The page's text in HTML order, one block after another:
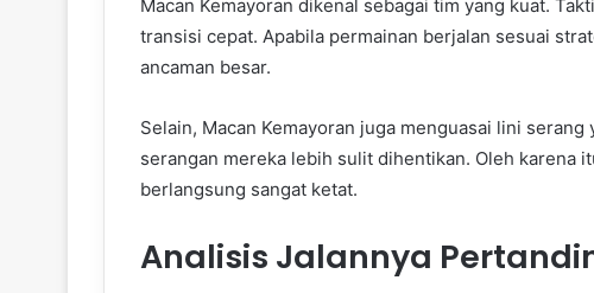
Macan Kemayoran dikenal sebagai tim yang kuat.
transisi cepat. Apabila permainan berjalan sesuai
ancaman besar.
Selain, Macan Kemayoran juga menguasai lini
serangan mereka lebih sulit dihentikan. Oleh karena
berlangsung sangat ketat.
Analisis Jalannya